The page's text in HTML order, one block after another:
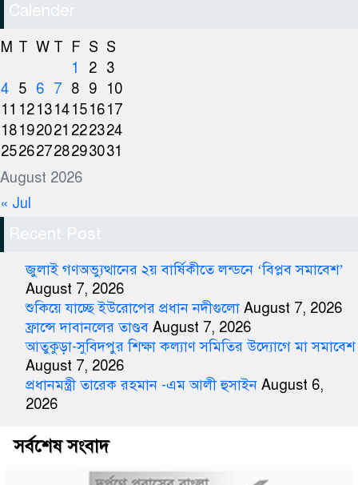
Calender
August 2026
M T W T F S S
1
2 3
4 5 6 7 8 9
10
11 121314151617
18192021 222324
25262728293031
« Jul
Recent Post
জুলাই গণঅভ্যুত্থানের ২য় বার্ষিকীতে লন্ডনে ‘বিপ্লব সমাবেশ’
August 7, 2026
শুকিয়ে যাচ্ছে ইউরোপের প্রধান নদীগুলো August 7, 2026
ফ্রান্সে দাবানলের তাণ্ডব August 7, 2026
আতুকুড়া-সুবিদপুর শিক্ষা কল্যাণ সমিতির উদ্যোগে মা সমাবেশ
August 7, 2026
প্রধানমন্ত্রী তারেক রহমান -এম আলী হুসাইন August 6,
2026
সর্বশেষ সংবাদ